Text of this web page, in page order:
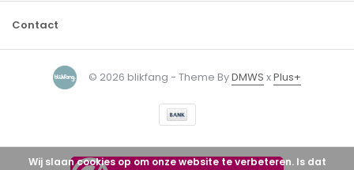
Contact
© 2026 blikfang - Theme ByDMWS xPlus+
Wij slaan cookies op om onze website te verbeteren. Is dat